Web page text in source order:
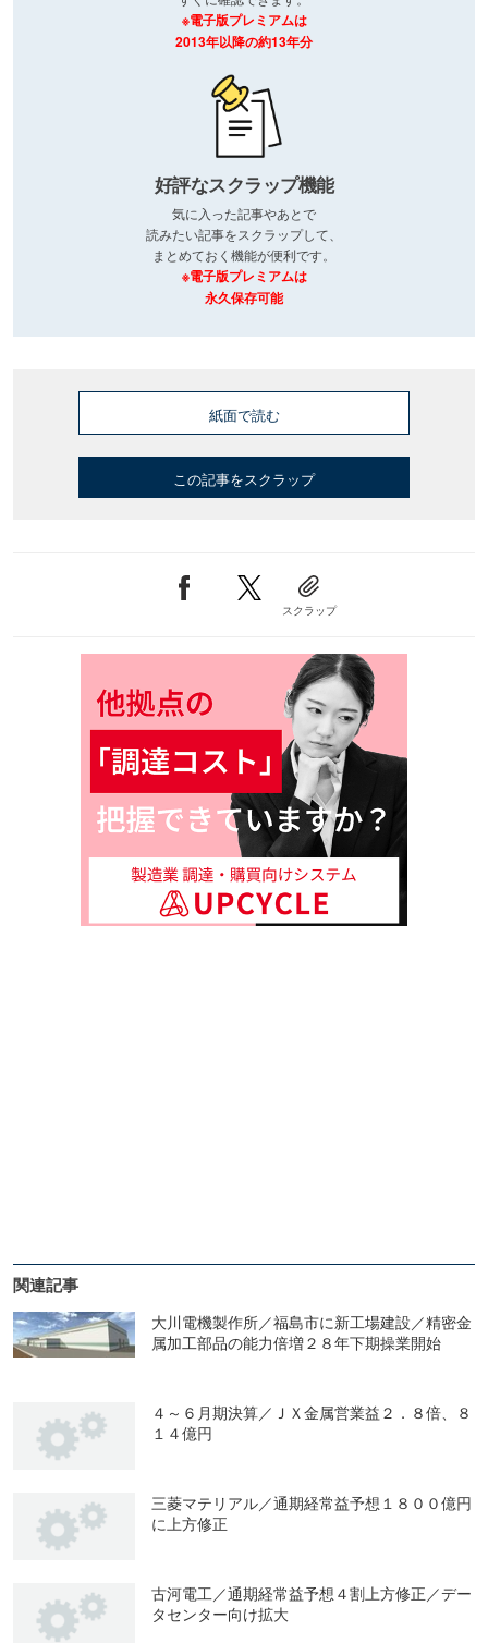
※電子版プレミアムは
2013年以降の約13年分
好評なスクラップ機能
気に入った記事やあとで
読みたい記事をスクラップして、
まとめておく機能が便利です。
※電子版プレミアムは
永久保存可能
紙面で読む
この記事をスクラップ
スクラップ
関連記事
大川電機製作所／福島市に新工場建設／精密金
属加工部品の能力倍増２８年下期操業開始
４～６月期決算／ＪＸ金属営業益２．８倍、８
１４億円
三菱マテリアル／通期経常益予想１８００億円
に上方修正
古河電工／通期経常益予想４割上方修正／デー
タセンター向け拡大